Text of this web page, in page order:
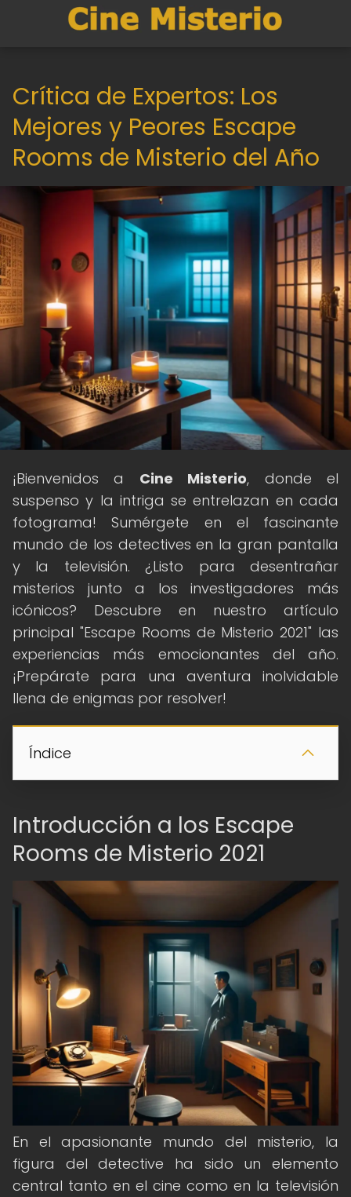
Crítica de Expertos: Los
Mejores y Peores Escape
Rooms de Misterio del Año
¡Bienvenidos a Cine Misterio, donde el
suspenso y la intriga se entrelazan en cada
fotograma! Sumérgete en el fascinante
mundo de los detectives en la gran pantalla
y la televisión. ¿Listo para desentrañar
misterios junto a los investigadores más
icónicos? Descubre en nuestro artículo
principal "Escape Rooms de Misterio 2021" las
experiencias más emocionantes del año.
¡Prepárate para una aventura inolvidable
llena de enigmas por resolver!
Índice
Introducción a los Escape
Rooms de Misterio 2021
En el apasionante mundo del misterio, la
figura del detective ha sido un elemento
central tanto en el cine como en la televisión